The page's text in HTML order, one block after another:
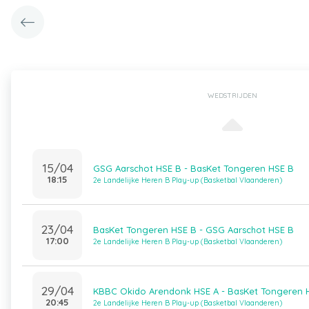
WEDSTRIJDEN
15/04
18:15
GSG Aarschot HSE B - BasKet Tongeren HSE B
2e Landelijke Heren B Play-up (Basketbal Vlaanderen)
23/04
17:00
BasKet Tongeren HSE B - GSG Aarschot HSE B
2e Landelijke Heren B Play-up (Basketbal Vlaanderen)
29/04
20:45
KBBC Okido Arendonk HSE A - BasKet Tongeren
2e Landelijke Heren B Play-up (Basketbal Vlaanderen)